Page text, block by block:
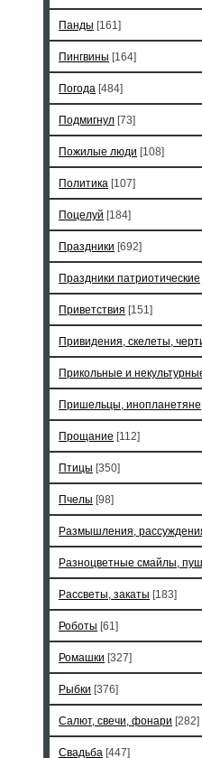
Панды [161]
Пингвины [164]
Погода [484]
Подмигнул [73]
Пожилые люди [108]
Политика [107]
Поцелуй [184]
Праздники [692]
Праздники патриотические
Приветствия [151]
Привидения, скелеты,
Прикольные и
Пришельцы, инопланетяне
Прощание [112]
Птицы [350]
Пчелы [98]
Размышления,
Разноцветные смайлы,
Рассветы, закаты [183]
Роботы [61]
Ромашки [327]
Рыбки [376]
Салют, свечи, фонари [282]
Свадьба [447]